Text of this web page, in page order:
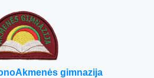
Akmenės gimnazija